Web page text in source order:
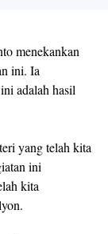
menekankan
ini. Ia
adalah hasil
yang telah kita
ini
kita